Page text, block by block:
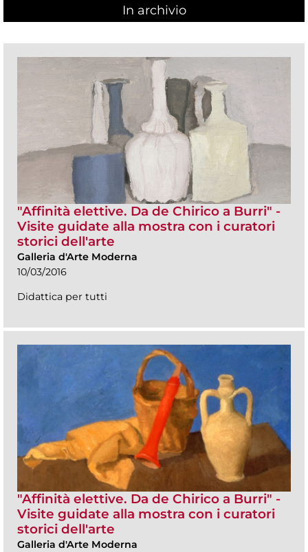
In archivio
"Affinità elettive. Da de Chirico a Burri" -
Visite guidate alla mostra con i curatori
storici dell'arte
Galleria d'Arte Moderna
10/03/2016
Didattica per tutti
"Affinità elettive. Da de Chirico a Burri" -
Visite guidate alla mostra con i curatori
storici dell'arte
Galleria d'Arte Moderna